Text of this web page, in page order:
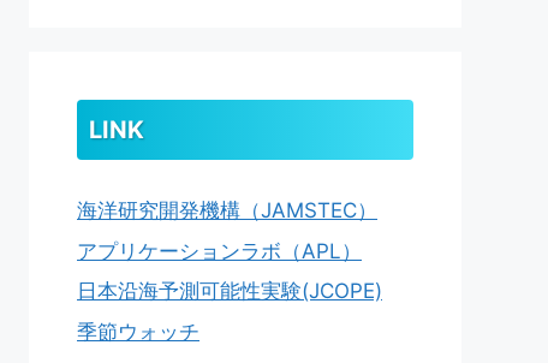
LINK
海洋研究開発機構（JAMSTEC）
アプリケーションラボ（APL）
日本沿海予測可能性実験(JCOPE)
季節ウォッチ